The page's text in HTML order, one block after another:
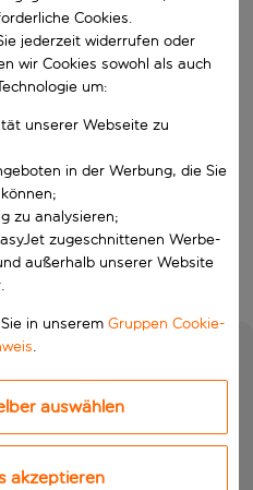
automatische
aus.
Cookies.
jederzeit widerrufen oder
wir Cookies sowohl als auch
um:
unserer Webseite zu
in der Werbung, die Sie
zu analysieren;
zugeschnittenen Werbe-
außerhalb unserer Website
in unserem Gruppen Cookie-
.
auswählen
akzeptieren